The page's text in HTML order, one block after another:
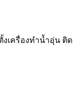
เครื่องทำน้ำอุ่น ติด